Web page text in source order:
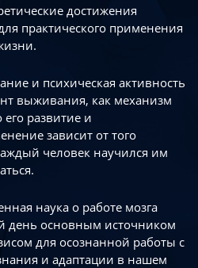
достижения
практического применения
и психическая активность
выживания, как механизм
развитие и
зависит от того
человек научился им
наука о работе мозга
день основным источником
для осознанной работы с
и адаптации в нашем